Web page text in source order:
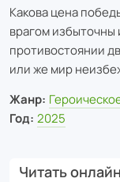
Какова цена
врагом
противостоянии
или же мир
Жанр:
Год: 2025
Читать онлайн